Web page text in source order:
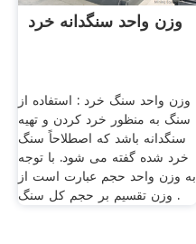
وزن واحد سنگدانه خرد
وزن واحد سنگ خرد : استفاده از
سنگ به منظور خرد کردن و تهیه
سنگدانه باشد که اصطلاحاً سنگ
خرد شده گفته می شود. با توجه
به وزن واحد حجم عبارت است از
وزن تقسیم بر حجم کل سنگ .